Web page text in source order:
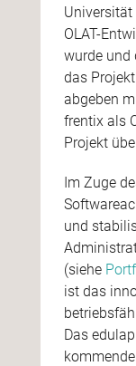
Universität
OLAT-
wurde und
das
abgeben
frentix als
Projekt
Im Zuge
und
(siehe
ist das
Das